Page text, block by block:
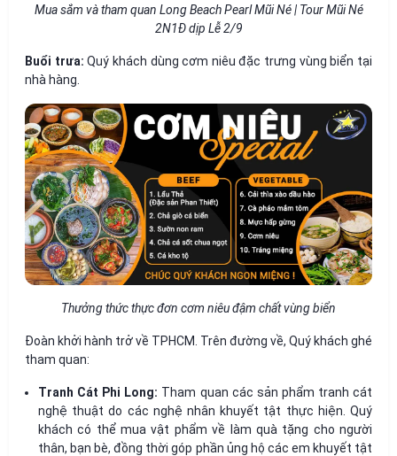
Mua sắm và tham quan Long Beach Pearl Mũi Né | Tour Mũi Né
2N1Đ dịp Lễ 2/9
Buổi trưa: Quý khách dùng cơm niêu đặc trưng vùng biển tại
nhà hàng.
Thưởng thức thực đơn cơm niêu đậm chất vùng biển
Đoàn khởi hành trở về TPHCM. Trên đường về, Quý khách ghé
tham quan:
Tranh Cát Phi Long: Tham quan các sản phẩm tranh cát
nghệ thuật do các nghệ nhân khuyết tật thực hiện. Quý
khách có thể mua vật phẩm về làm quà tặng cho người
thân, bạn bè, đồng thời góp phần ủng hộ các em khuyết tật